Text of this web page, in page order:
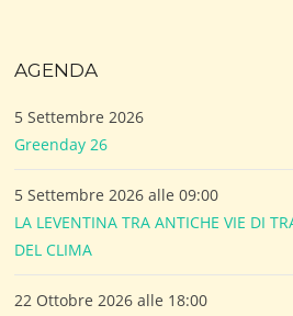
AGENDA
5 Settembre 2026
Greenday 26
5 Settembre 2026 alle 09:00
LA LEVENTINA TRA ANTICHE VIE DI
DEL CLIMA
22 Ottobre 2026 alle 18:00